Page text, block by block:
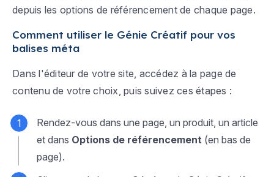
depuis les options de référencement de chaque page.
Comment utiliser le Génie Créatif pour vos
balises méta
Dans l'éditeur de votre site, accédez à la page de
contenu de votre choix, puis suivez ces étapes :
Rendez-vous dans une page, un produit, un article
et dans Options de référencement (en bas de
page).